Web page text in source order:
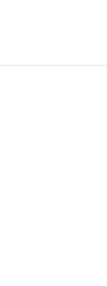
Translate